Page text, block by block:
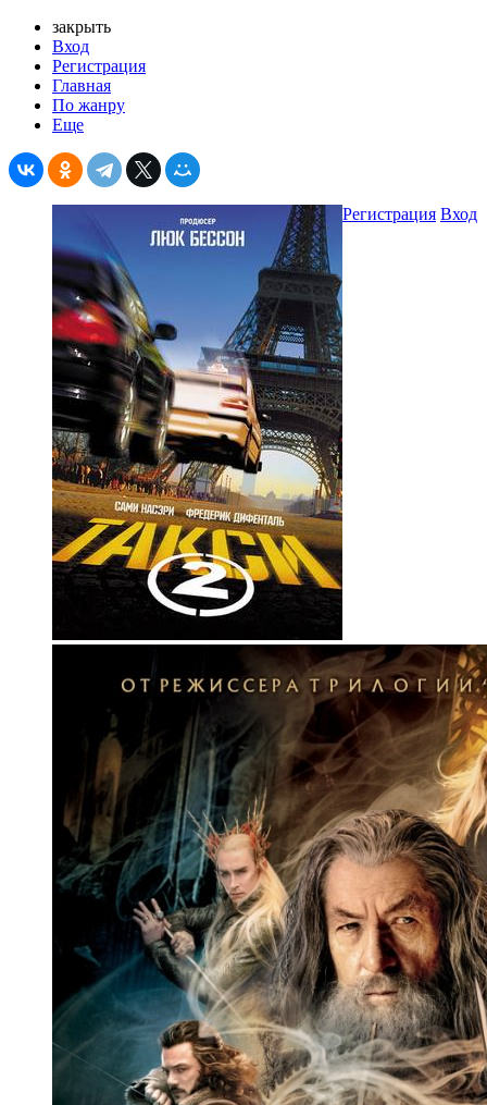
закрыть
Вход
Регистрация
Главная
По жанру
Еще
Регистрация Вход